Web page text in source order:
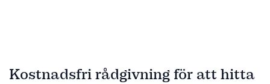
Kostnadsfri rådgivning för att hitta